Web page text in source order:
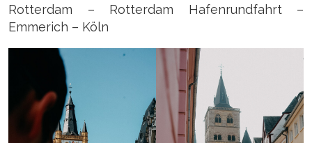
Rotterdam – Rotterdam Hafenrundfahrt –
Emmerich – Köln